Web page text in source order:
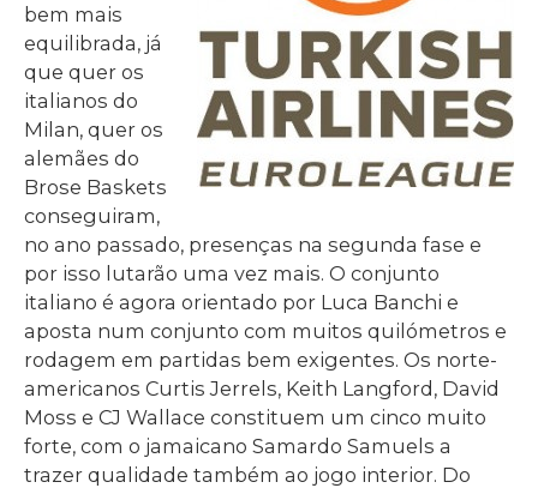
bem mais
equilibrada, já
que quer os
italianos do
Milan, quer os
alemães do
Brose Baskets
conseguiram,
no ano passado, presenças na segunda fase e
por isso lutarão uma vez mais. O conjunto
italiano é agora orientado por Luca Banchi e
aposta num conjunto com muitos quilómetros e
rodagem em partidas bem exigentes. Os norte-
americanos Curtis Jerrels, Keith Langford, David
Moss e CJ Wallace constituem um cinco muito
forte, com o jamaicano Samardo Samuels a
trazer qualidade também ao jogo interior. Do